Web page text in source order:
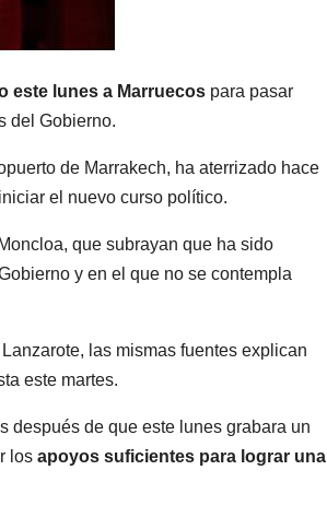
este lunes a Marruecos para pasar
del Gobierno.
de Marrakech, ha aterrizado hace
el nuevo curso político.
que subrayan que ha sido
y en el que no se contempla
las mismas fuentes explican
este martes.
después de que este lunes grabara un
los apoyos suficientes para lograr una